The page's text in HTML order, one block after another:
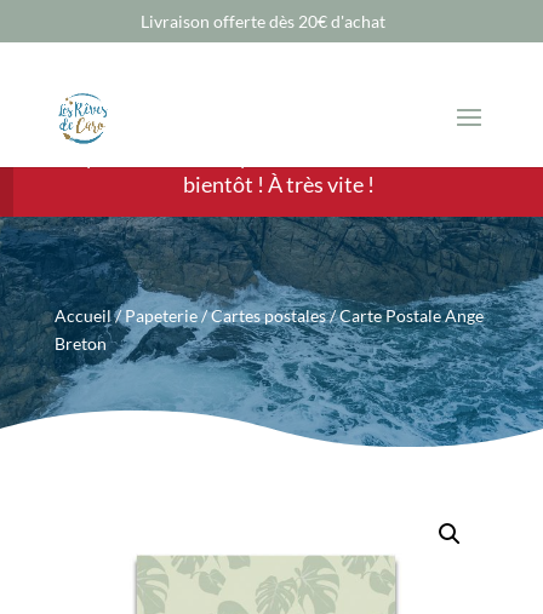
Livraison offerte dès 20€ d'achat
Chère Cliente, cher Client, les ventes sont
bientôt ! À très vite !
Accueil/Papeterie/Cartes postales/ Carte Postale Ange
Breton